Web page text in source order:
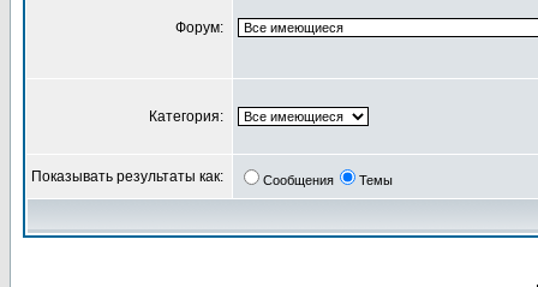
Форум:
Категория:
Показывать результаты как: Сообщения Темы